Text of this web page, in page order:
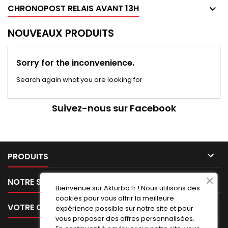
CHRONOPOST RELAIS AVANT 13H
NOUVEAUX PRODUITS
Sorry for the inconvenience.
Search again what you are looking for
Suivez-nous sur Facebook
PRODUITS 
NOTRE SOCIÉTÉ 
VOTRE COMPTE
Bienvenue sur Akturbo.fr ! Nous utilisons des
cookies pour vous offrir la meilleure
expérience possible sur notre site et pour
vous proposer des offres personnalisées.